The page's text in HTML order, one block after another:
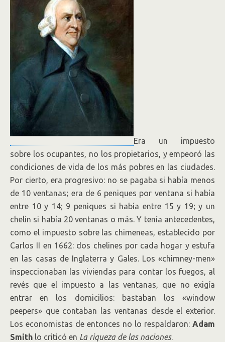
Era un impuesto
sobre los ocupantes, no los propietarios, y empeoró las
condiciones de vida de los más pobres en las ciudades.
Por cierto, era progresivo: no se pagaba si había menos
de 10 ventanas; era de 6 peniques por ventana si había
entre 10 y 14; 9 peniques si había entre 15 y 19; y un
chelín si había 20 ventanas o más. Y tenía antecedentes,
como el impuesto sobre las chimeneas, establecido por
Carlos II en 1662: dos chelines por cada hogar y estufa
en las casas de Inglaterra y Gales. Los «chimney-men»
inspeccionaban las viviendas para contar los fuegos, al
revés que el impuesto a las ventanas, que no exigía
entrar en los domicilios: bastaban los «window
peepers» que contaban las ventanas desde el exterior.
Los economistas de entonces no lo respaldaron: Adam
Smith lo criticó en La riqueza de las naciones.